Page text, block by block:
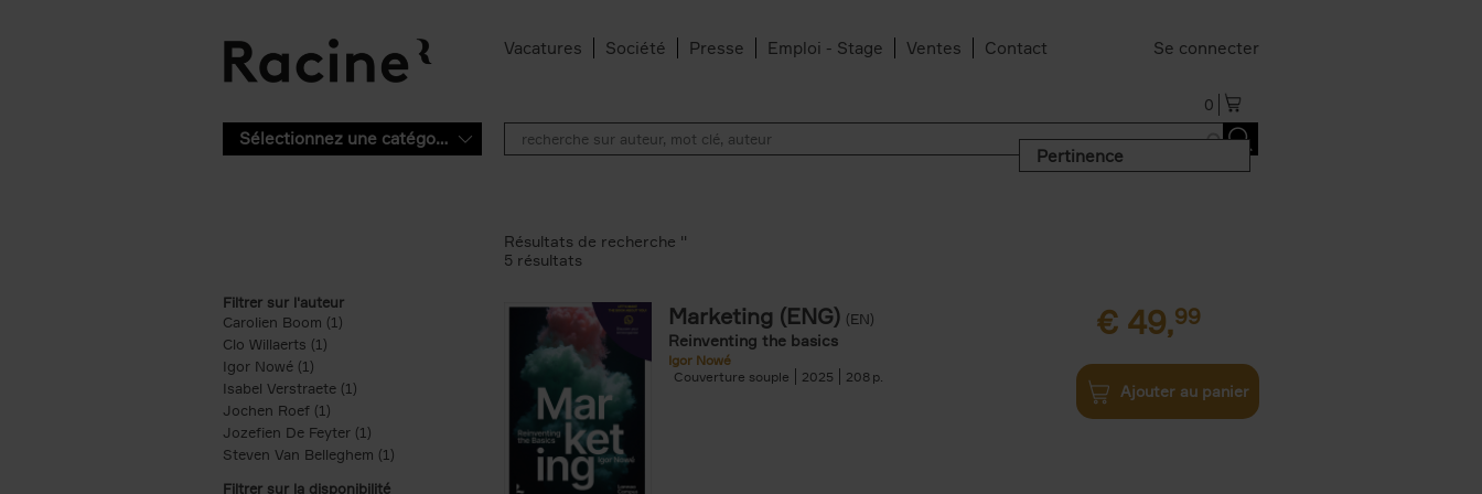
Vacatures Société Presse Emploi - Stage Ventes Contact Se connecter
0
Sélectionnez une catégorie
Pertinence
Filtrer sur l'auteur
Carolien Boom (1)
Clo Willaerts (1)
Igor Nowé (1)
Isabel Verstraete (1) Apply Isabel Verstraete filter
Jochen Roef (1)
Jozefien De Feyter (1) Apply Jozefien De Feyter filter
Steven Van Belleghem (1) Apply Steven Van Belleghem filter
Filtrer sur la disponibilité
Résultats de recherche ''
5 résultats
Marketing (ENG) (EN)
Reinventing the basics
Igor Nowé
Couverture souple
2025 208
€ 49,99
Ajouter au panier